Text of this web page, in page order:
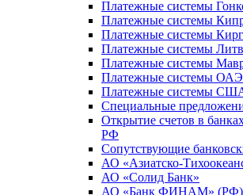
Платежные системы
Платежные системы
Платежные системы
Платежные системы
Платежные системы
Платежные системы ОАЭ
Платежные системы
Специальные
Открытие счетов в
РФ
Сопутствующие
АО «Азиатско-
АО «Солид Банк»
АО «Банк ФИНАМ» (РФ)